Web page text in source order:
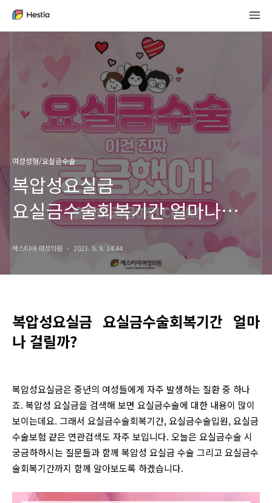
여성성형/요실금수술
복압성요실금
요실금수술회복기간 얼마나
걸릴까?
헤스티아 여성의원 2023. 5. 9. 14:44
복압성요실금 요실금수술회복기간 얼마
나 걸릴까?
복압성요실금은 중년의 여성들에게 자주 발생하는 질환 중 하나
죠. 복압성 요실금을 검색해 보면 요실금수술에 대한 내용이 많이
보이는데요. 그래서 요실금수술회복기간, 요실금수술입원, 요실금
수술보험 같은 연관검색도 자주 보입니다. 오늘은 요실금수술 시
궁금하하시는 질문들과 함께 복압성 요실금 수술 그리고 요실금수
술회복기간까지 함께 알아보도록 하겠습니다.